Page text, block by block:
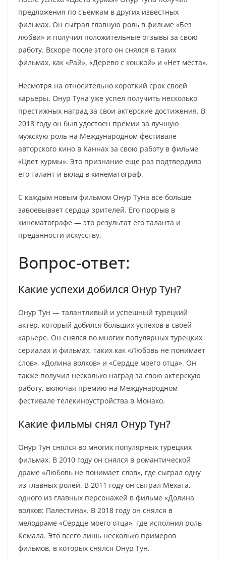
предложения по съемкам в других известных
фильмах. Он сыграл главную роль в фильме «Без
любви» и получил положительные отзывы за свою
работу. Вскоре после этого он снялся в таких
фильмах, как «Рай», «Дерево с кошкой» и «Нет места».
Несмотря на относительно короткий срок своей
карьеры, Онур Туна уже успел получить несколько
престижных наград за свои актерские достижения. В
2018 году он был удостоен премии за лучшую
мужскую роль на Международном фестивале
авторского кино в Каннах за свою работу в фильме
«Цвет хурмы». Это признание еще раз подтвердило
его талант и вклад в кинематограф.
С каждым новым фильмом Онур Туна все больше
завоевывает сердца зрителей. Его прорыв в
кинематографе — это результат его таланта и
преданности искусству.
Вопрос-ответ:
Какие успехи добился Онур Тун?
Онур Тун — талантливый и успешный турецкий
актер, который добился больших успехов в своей
карьере. Он снялся во многих популярных турецких
сериалах и фильмах, таких как «Любовь не понимает
слов», «Долина волков» и «Сердце моего отца». Он
также получил несколько наград за свою актерскую
работу, включая премию на Международном
фестивале телекиноустройства в Монако.
Какие фильмы снял Онур Тун?
Онур Тун снялся во многих популярных турецких
фильмах. В 2010 году он снялся в романтической
драме «Любовь не понимает слов», где сыграл одну
из главных ролей. В 2011 году он сыграл Мехата,
одного из главных персонажей в фильме «Долина
волков: Палестина». В 2018 году он снялся в
мелодраме «Сердце моего отца», где исполнил роль
Кемала. Это всего лишь несколько примеров
фильмов, в которых снялся Онур Тун.